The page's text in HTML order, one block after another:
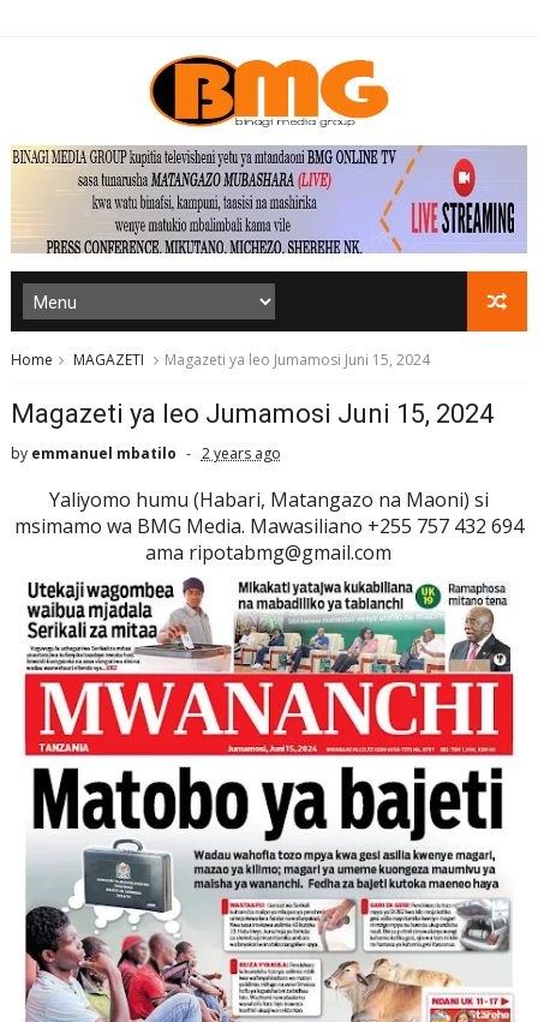
Home MAGAZETI Magazeti ya leo Jumamosi Juni 15, 2024
Magazeti ya leo Jumamosi Juni 15, 2024
by emmanuel mbatilo 2 years ago
Yaliyomo humu (Habari, Matangazo na Maoni) si
msimamo wa BMG Media. Mawasiliano +255 757 432 694
ama ripotabmg@gmail.com